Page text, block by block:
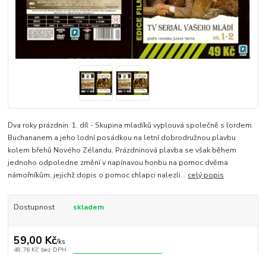
Dva roky prázdnin. 1. díl - Skupina mladíků vyplouvá společně s lordem
Buchananem a jeho lodní posádkou na letní dobrodružnou plavbu
kolem břehů Nového Zélandu. Prázdninová plavba se však během
jednoho odpoledne změní v napínavou honbu na pomoc dvěma
námořníkům, jejichž dopis o pomoc chlapci nalezli... celý popis
Dostupnost skladem
59,00 Kč/ks
48,76 Kč bez DPH